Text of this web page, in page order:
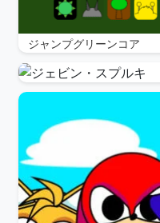
ジャンプグリーンコア